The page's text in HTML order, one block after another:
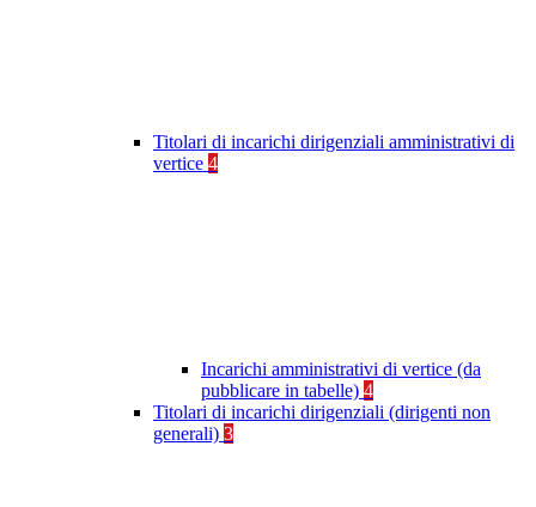
Titolari di incarichi dirigenziali amministrativi di
vertice 4
Incarichi amministrativi di vertice (da
pubblicare in tabelle) 4
Titolari di incarichi dirigenziali (dirigenti non
generali) 3